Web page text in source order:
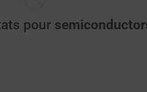
pour